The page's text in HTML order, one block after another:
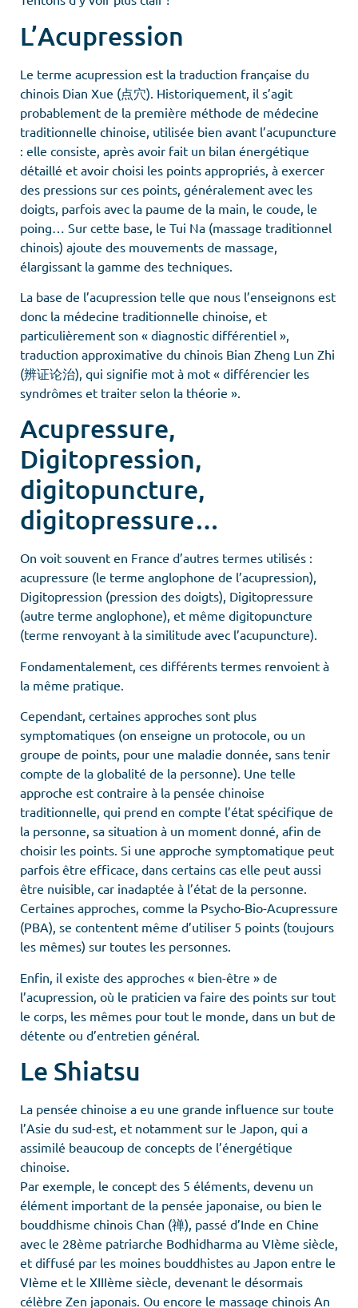
L’Acupression
Le terme acupression est la traduction française du
chinois Dian Xue (点穴). Historiquement, il s’agit
probablement de la première méthode de médecine
traditionnelle chinoise, utilisée bien avant l’acupuncture
: elle consiste, après avoir fait un bilan énergétique
détaillé et avoir choisi les points appropriés, à exercer
des pressions sur ces points, généralement avec les
doigts, parfois avec la paume de la main, le coude, le
poing… Sur cette base, le Tui Na (massage traditionnel
chinois) ajoute des mouvements de massage,
élargissant la gamme des techniques.
La base de l’acupression telle que nous l’enseignons est
donc la médecine traditionnelle chinoise, et
particulièrement son « diagnostic différentiel »,
traduction approximative du chinois Bian Zheng Lun Zhi
(辨证论治), qui signifie mot à mot « différencier les
syndrômes et traiter selon la théorie ».
Acupressure,
Digitopression,
digitopuncture,
digitopressure…
On voit souvent en France d’autres termes utilisés :
acupressure (le terme anglophone de l’acupression),
Digitopression (pression des doigts), Digitopressure
(autre terme anglophone), et même digitopuncture
(terme renvoyant à la similitude avec l’acupuncture).
Fondamentalement, ces différents termes renvoient à
la même pratique.
Cependant, certaines approches sont plus
symptomatiques (on enseigne un protocole, ou un
groupe de points, pour une maladie donnée, sans tenir
compte de la globalité de la personne). Une telle
approche est contraire à la pensée chinoise
traditionnelle, qui prend en compte l’état spécifique de
la personne, sa situation à un moment donné, afin de
choisir les points. Si une approche symptomatique peut
parfois être efficace, dans certains cas elle peut aussi
être nuisible, car inadaptée à l’état de la personne.
Certaines approches, comme la Psycho-Bio-Acupressure
(PBA), se contentent même d’utiliser 5 points (toujours
les mêmes) sur toutes les personnes.
Enfin, il existe des approches « bien-être » de
l’acupression, où le praticien va faire des points sur tout
le corps, les mêmes pour tout le monde, dans un but de
détente ou d’entretien général.
Le Shiatsu
La pensée chinoise a eu une grande influence sur toute
l’Asie du sud-est, et notamment sur le Japon, qui a
assimilé beaucoup de concepts de l’énergétique
chinoise.
Par exemple, le concept des 5 éléments, devenu un
élément important de la pensée japonaise, ou bien le
bouddhisme chinois Chan (禅), passé d’Inde en Chine
avec le 28ème patriarche Bodhidharma au VIème siècle,
et diffusé par les moines bouddhistes au Japon entre le
VIème et le XIIIème siècle, devenant le désormais
célèbre Zen japonais. Ou encore le massage chinois An